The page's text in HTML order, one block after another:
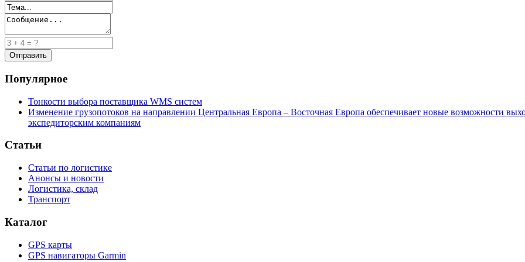
Популярное
Тонкости выбора поставщика WMS систем
Изменение грузопотоков на направлении Центральная Европа – Восточная Европа обеспечивает новые возможности
экспедиторским компаниям
Статьи
Статьи по логистике
Анонсы и новости
Логистика, склад
Транспорт
Каталог
GPS карты
GPS навигаторы Garmin